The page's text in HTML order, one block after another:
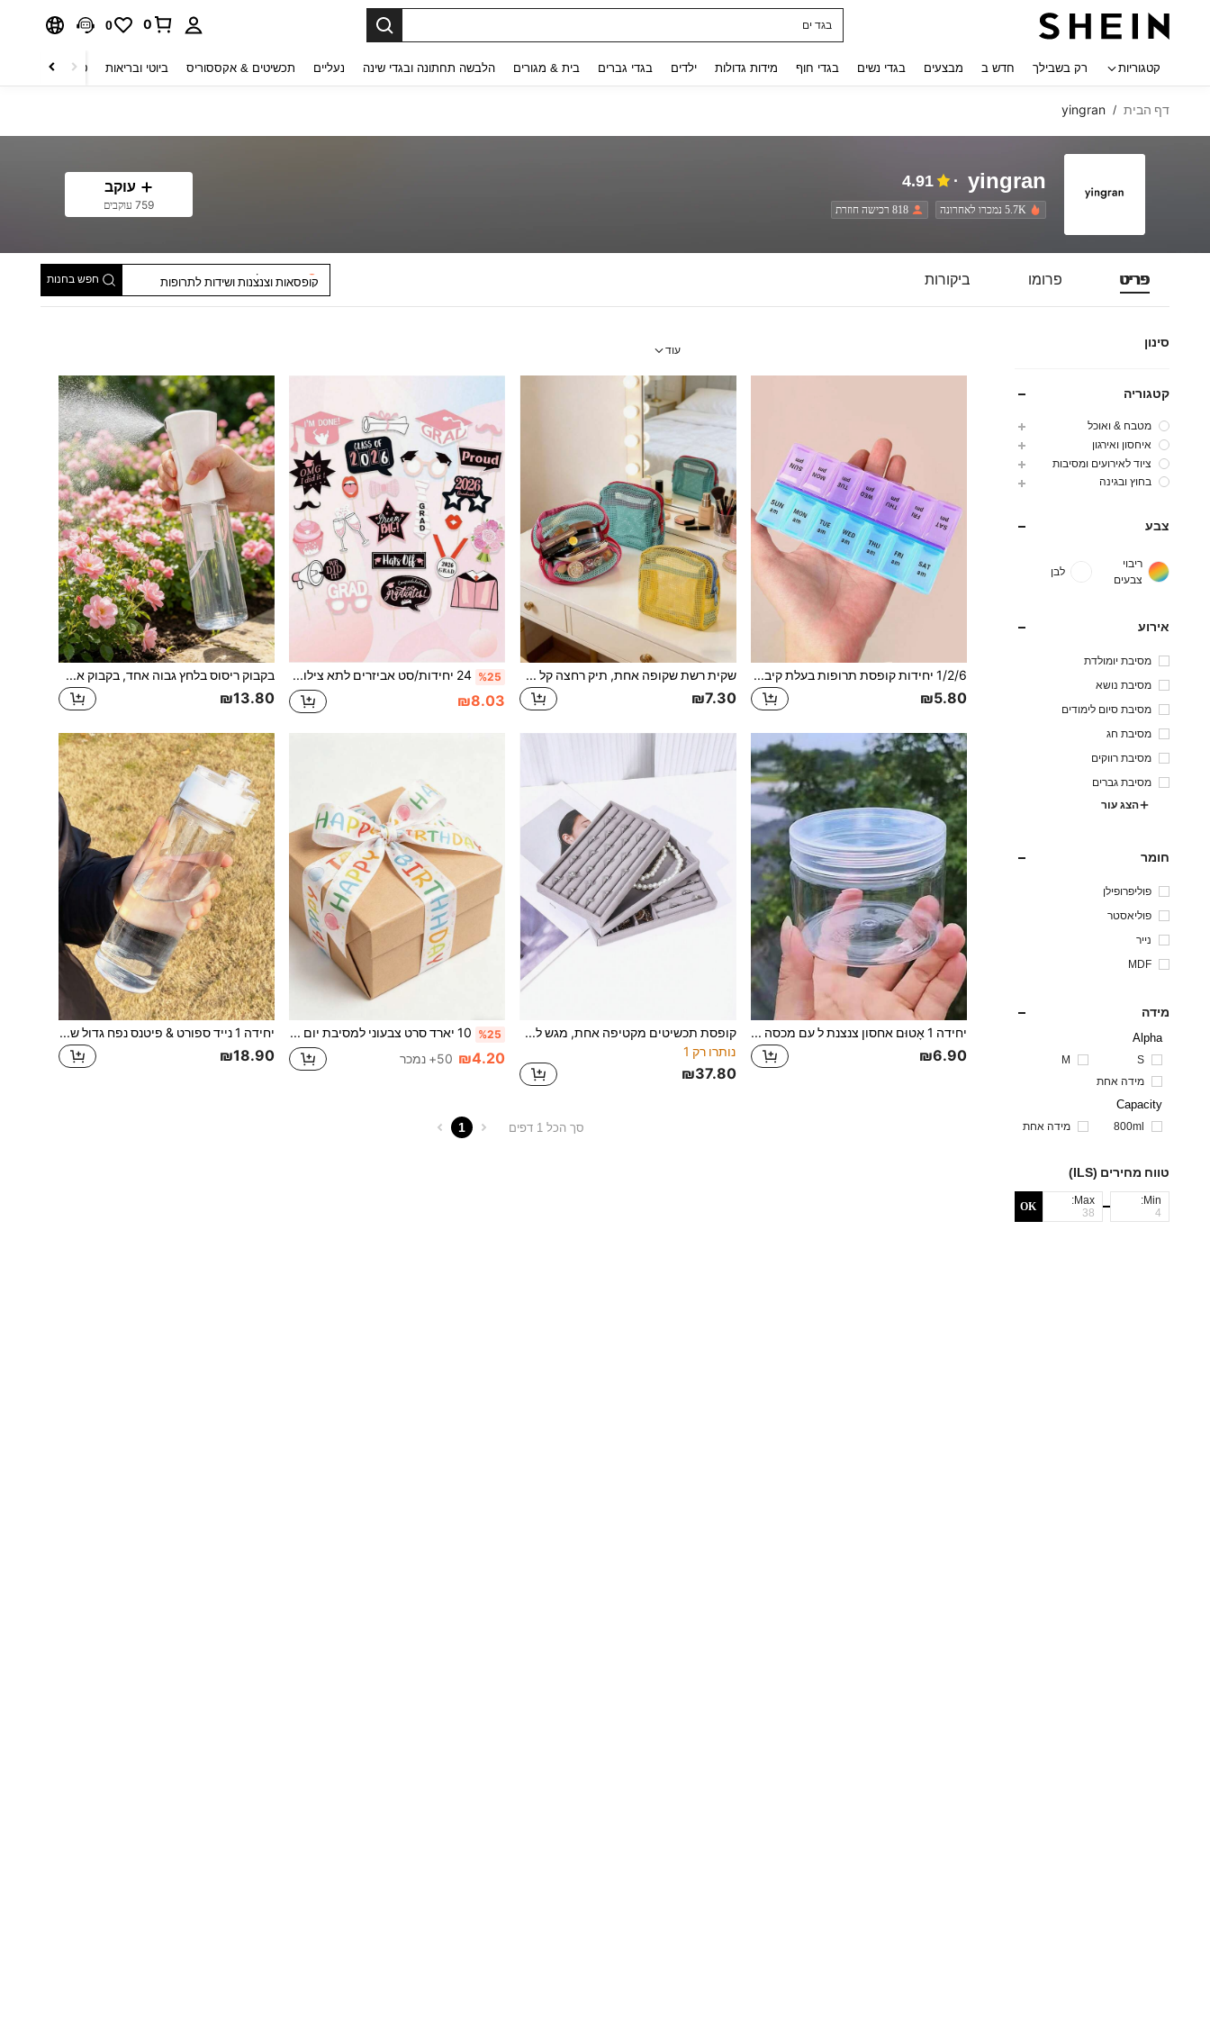
בגד ים
0
0
קטגוריות רק בשבילך חדש ב מבצעים בגדי נשים בגדי חוף מידות גדולות ילדים בגדי גברים בית & מגורים הלבשה תחתונה ובגדי שינה נעליים תכשיטים & אקססוריס ביוטי ובריאות טקסטיל לבית
דף הבית /
yingran
yingran
4.91
5.7K נמכרו לאחרונה 818 רכישה חוזרת
עוקב
759 עוקבים
פריט פרומו ביקורות
אביזרי שיער לאמבטיה
סרטים וקשתות
קופסאות וצנצנות ושידות לתרופות
חפש בחנות
סינון
קטגוריה
מטבח & ואוכל
איחסון ואירגון
ציוד לאירועים ומסיבות
בחוץ ובגינה
צבע
ריבוי
צבעים
לבן
אירוע
מסיבת יומולדת
מסיבת נושא
מסיבת סיום לימודים
מסיבת חג
מסיבת רווקים
מסיבת גברים
הצג עור
חומר
פוליפרופילן
פוליאסטר
נייר
MDF
מידה
Alpha
S
M
מידה אחת
Capacity
800ml מידה אחת
טווח מחירים (ILS)
Min:
Max:
OK
עוד
1/2/6 יחידות קופסת תרופות בעלת קיבולת גדולה של 14 רשתות, שורה כפולה, קופסת ארגונית גלולות ניידת ל-1/2 ארוחות ליום, מארז גלולות שבועי ל-7 ימים עם תאים יומיים נפרדים
₪5.80
שקית רשת שקופה אחת, תיק רחצה קל משקל רב תכליתי בעל קיבולת גדולה לנסיעות, חוץ, עיצוב טופו צבעוני, בחירת מתנה אידיאלית, צבעים מרובים זמינים
₪7.30
%25 24 יחידות/סט אביזרים לתא צילום לכבוד סיום הלימודים 2026, קישוטי מסיבת סיום ורודים (מתאים לבנות), אביזרים למקל סלפי לכבוד סיום הלימודים, אביזרים לתצלום ברכה לכבוד סיום הלימודים
₪8.03
בקבוק ריסוס בלחץ גבוה אחד, בקבוק אחסון אלכוהול, מרסס טונר, מרסס מים באטומייזר עם ריסוס רציף, מצבי ערפל וסילון, מתאים לגינון, השקיה, ניקוי, שולחן עבודה, ניקוי זכוכית
₪13.80
יחידה 1 אָטוּם אחסון צנצנת ל עם מכסה ל אחסון מטבח או ארגונית תכשיטים , שקוף
₪6.90
קופסת תכשיטים מקטיפה אחת, מגש לתצוגת תכשיטים, מגש תכשיטים רב-רשת, קופסת אחסון תכשיטים, מגש אחסון תכשיטים, מחיצת מגירה, מתאים לשעונים, אביזרי שיער, טבעות ועגילים, עיצוב לחדר, בית, חדר שינה, חדר אמבטיה, בית, חדר ורוד, סלון, ציוד נסיעות, שקית מתנה, חתונה, שולחן כתיבה, מדף, אביזרים, קופסת מתנה, מתנות מהנות, אחסון לנשים, ארגונית אחסון, חיוני לנסיעות, מתנה לחזרה לבית הספר
נותרו רק 1
₪37.80
%25 10 יארד סרט צבעוני למסיבת יום הולדת | קופסת מתנה, קופסת עוגה, סרט אריזה מתאים לעטיפת מתנה, הכנת קשתות DIY
₪4.20 50+ נמכר
יחידה 1 נייד ספורט & פיטנס נפח גדול שקוף ספל , חוץ , נסיעה , משרד חיוני בקבוק מים
₪18.90
סך הכל 1 דפים 1